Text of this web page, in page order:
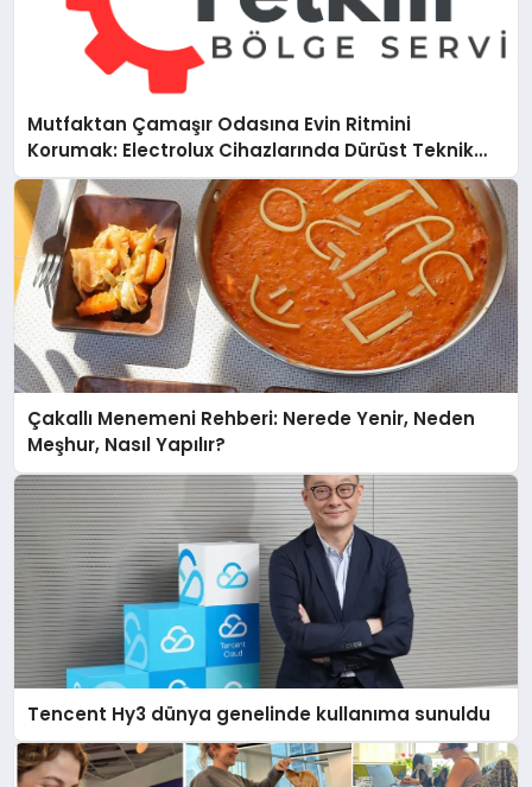
Mutfaktan Çamaşır Odasına Evin Ritmini
Korumak: Electrolux Cihazlarında Dürüst Teknik
Destek Deneyimi
Çakallı Menemeni Rehberi: Nerede Yenir, Neden
Meşhur, Nasıl Yapılır?
Tencent Hy3 dünya genelinde kullanıma sunuldu